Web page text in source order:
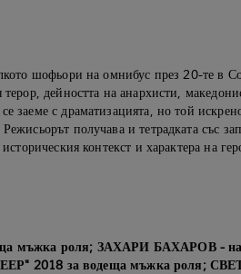
шофьори на омнибус през 20-те в
дейността на анархисти,
заеме с драматизацията, но той
получава и тетрадката със
контекст и характера на
мъжка роля; ЗАХАРИ БАХАРОВ -
2018 за водеща мъжка роля;